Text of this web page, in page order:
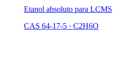
Etanol absoluto para LCMS
CAS 64-17-5 · C2H6O